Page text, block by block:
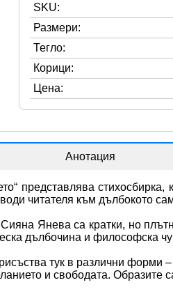
SKU:
Размери:
Тегло:
Корици:
Цена:
Анотация
представлява
читателя към дълбокото
Янева са кратки, но
дълбочина и философска
тук в различни форми
и свободата.